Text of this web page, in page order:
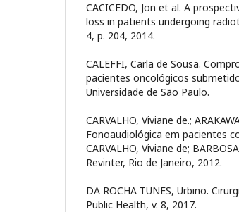
CACICEDO, Jon et al. A
loss in patients undergoing
4, p. 204, 2014.
CALEFFI, Carla de Sousa.
pacientes oncológicos
Universidade de São Paulo.
CARVALHO, Viviane de.;
Fonoaudiológica em pacientes
CARVALHO, Viviane de;
Revinter, Rio de Janeiro, 2012.
DA ROCHA TUNES, Urbino.
Public Health, v. 8, 2017.